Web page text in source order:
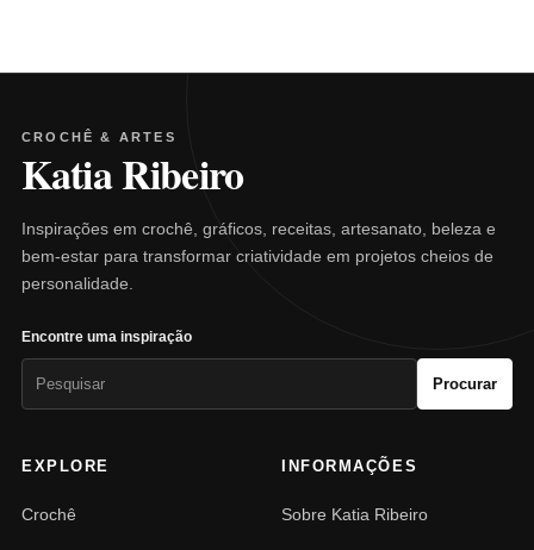
CROCHÊ & ARTES
Katia Ribeiro
Inspirações em crochê, gráficos, receitas, artesanato, beleza e
bem-estar para transformar criatividade em projetos cheios de
personalidade.
Encontre uma inspiração
Procurar
EXPLORE
Crochê
INFORMAÇÕES
Sobre Katia Ribeiro